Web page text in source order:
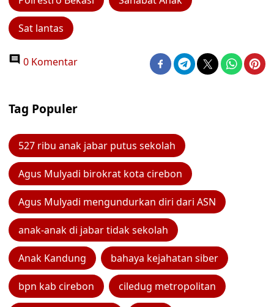
Sat lantas
0 Komentar
Tag Populer
527 ribu anak jabar putus sekolah
Agus Mulyadi birokrat kota cirebon
Agus Mulyadi mengundurkan diri dari ASN
anak-anak di jabar tidak sekolah
Anak Kandung bahaya kejahatan siber
bpn kab cirebon ciledug metropolitan